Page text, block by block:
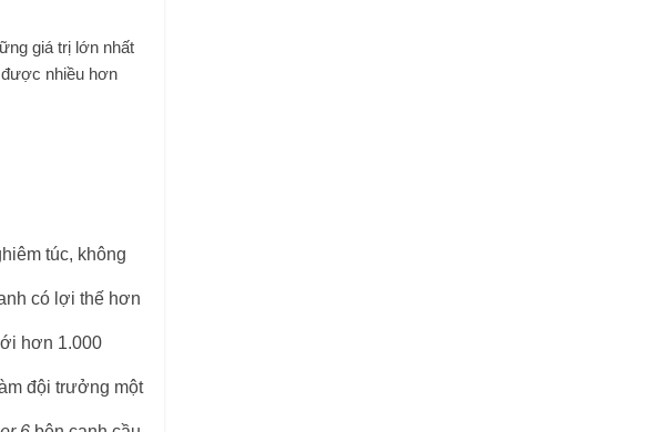
giá trị lớn nhất
nhiều hơn
túc, không
có lợi thế hơn
hơn 1.000
đội trưởng một